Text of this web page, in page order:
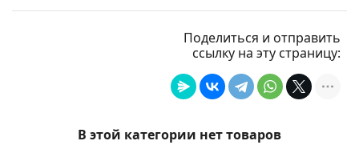
Поделиться и отправить
ссылку на эту страницу:
В этой категории нет товаров